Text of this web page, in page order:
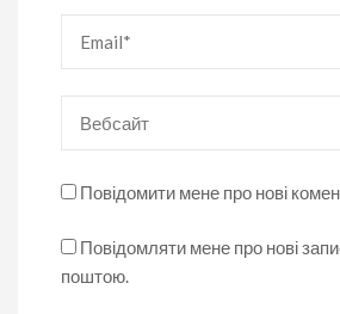
Повідомити мене про нові
Повідомляти мене про нові
поштою.